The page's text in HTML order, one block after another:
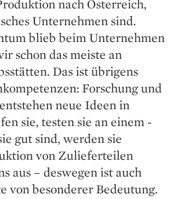
nach Österreich,
Unternehmen sind.
blieb beim Unternehmen
schon das meiste an
Das ist übrigens
Forschung und
neue Ideen in
sie, testen sie an einem
gut sind, werden sie
von Zulieferteilen
aus – deswegen ist auch
von besonderer Bedeutung.